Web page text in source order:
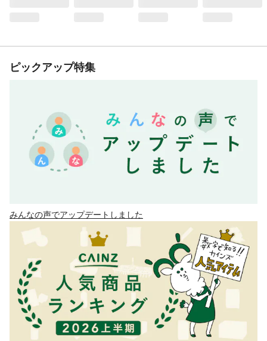
ピックアップ特集
みんなの声でアップデートしました